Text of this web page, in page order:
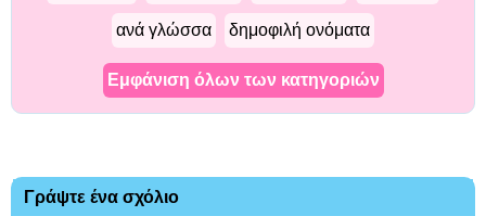
ανά γλώσσα δημοφιλή ονόματα
Εμφάνιση όλων των κατηγοριών
Γράψτε ένα σχόλιο